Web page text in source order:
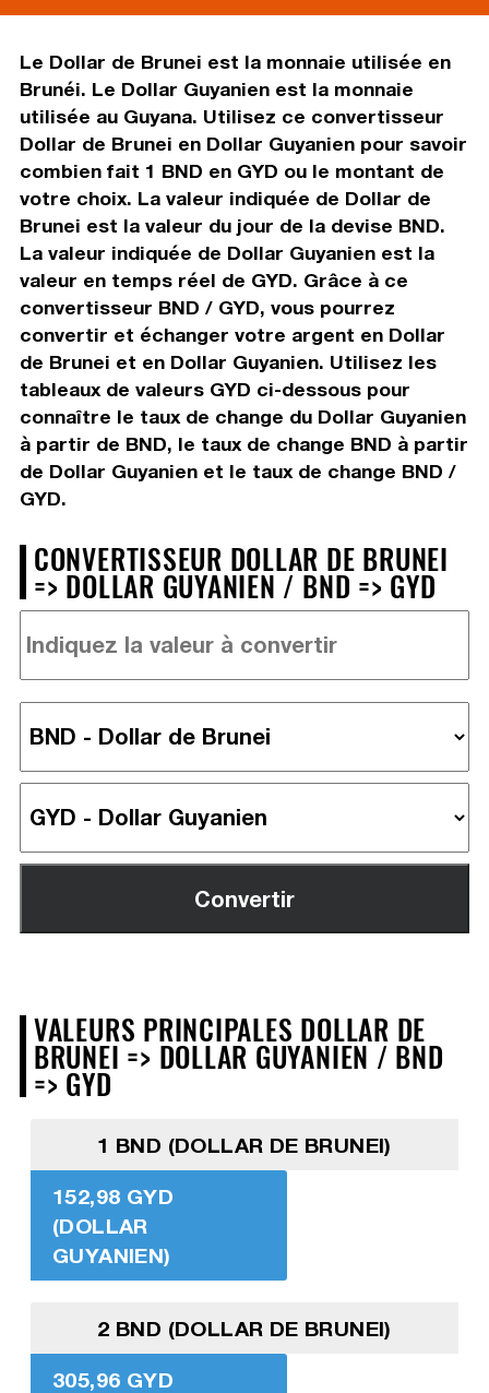
Le Dollar de Brunei est la monnaie utilisée en
Brunéi. Le Dollar Guyanien est la monnaie
utilisée au Guyana. Utilisez ce convertisseur
Dollar de Brunei en Dollar Guyanien pour savoir
combien fait 1 BND en GYD ou le montant de
votre choix. La valeur indiquée de Dollar de
Brunei est la valeur du jour de la devise BND.
La valeur indiquée de Dollar Guyanien est la
valeur en temps réel de GYD. Grâce à ce
convertisseur BND / GYD, vous pourrez
convertir et échanger votre argent en Dollar
de Brunei et en Dollar Guyanien. Utilisez les
tableaux de valeurs GYD ci-dessous pour
connaître le taux de change du Dollar Guyanien
à partir de BND, le taux de change BND à partir
de Dollar Guyanien et le taux de change BND /
GYD.
CONVERTISSEUR DOLLAR DE BRUNEI
=> DOLLAR GUYANIEN / BND => GYD
VALEURS PRINCIPALES DOLLAR DE
BRUNEI => DOLLAR GUYANIEN / BND
=> GYD
1 BND (DOLLAR DE BRUNEI)
152,98 GYD
(DOLLAR
GUYANIEN)
2 BND (DOLLAR DE BRUNEI)
305,96 GYD